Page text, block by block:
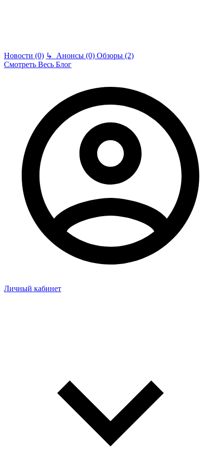
Новости (0) ↳ Анонсы (0) Обзоры (2)
Смотреть Весь Блог
Личный кабинет